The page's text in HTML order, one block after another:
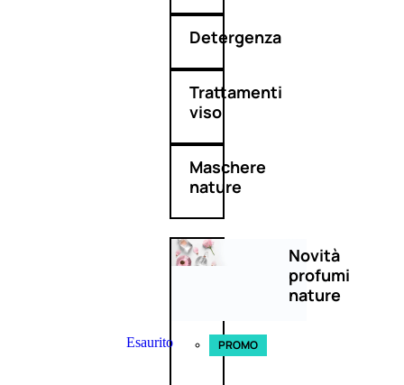
Detergenza
Trattamenti
viso
Maschere
nature
Novità
profumi
nature
Esaurito PROMO